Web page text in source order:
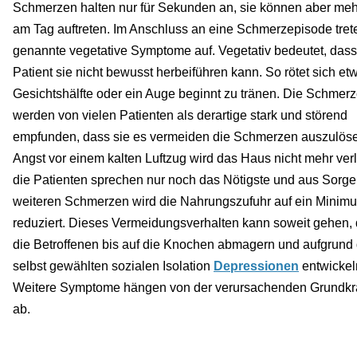
Schmerzen halten nur für Sekunden an, sie können aber
am Tag auftreten. Im Anschluss an eine Schmerzepisode
genannte vegetative Symptome auf. Vegetativ bedeutet,
Patient sie nicht bewusst herbeiführen kann. So rötet sich
Gesichtshälfte oder ein Auge beginnt zu tränen. Die
werden von vielen Patienten als derartige stark und störend
empfunden, dass sie es vermeiden die Schmerzen
Angst vor einem kalten Luftzug wird das Haus nicht mehr
die Patienten sprechen nur noch das Nötigste und aus
weiteren Schmerzen wird die Nahrungszufuhr auf ein
reduziert. Dieses Vermeidungsverhalten kann soweit gehen,
die Betroffenen bis auf die Knochen abmagern und aufgrund
selbst gewählten sozialen Isolation Depressionen
Weitere Symptome hängen von der verursachenden
ab.